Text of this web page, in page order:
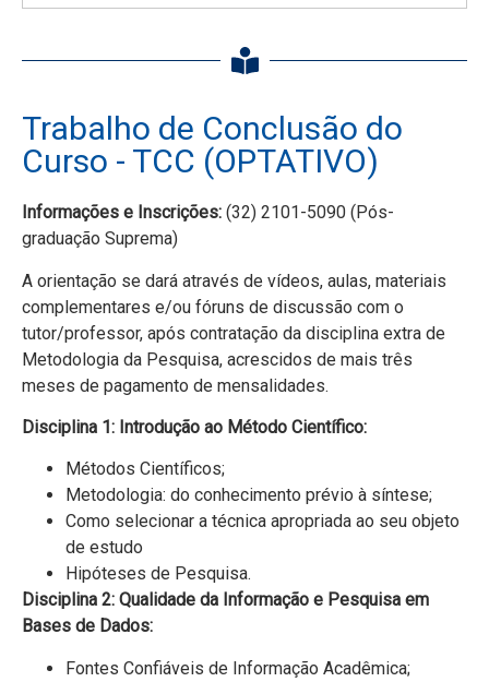
Trabalho de Conclusão do
Curso - TCC (OPTATIVO)
Informações e Inscrições: (32) 2101-5090 (Pós-
graduação Suprema)
A orientação se dará através de vídeos, aulas, materiais
complementares e/ou fóruns de discussão com o
tutor/professor, após contratação da disciplina extra de
Metodologia da Pesquisa, acrescidos de mais três
meses de pagamento de mensalidades.
Disciplina 1: Introdução ao Método Científico:
Métodos Científicos;
Metodologia: do conhecimento prévio à síntese;
Como selecionar a técnica apropriada ao seu objeto
de estudo
Hipóteses de Pesquisa.
Disciplina 2: Qualidade da Informação e Pesquisa em
Bases de Dados:
Fontes Confiáveis de Informação Acadêmica;